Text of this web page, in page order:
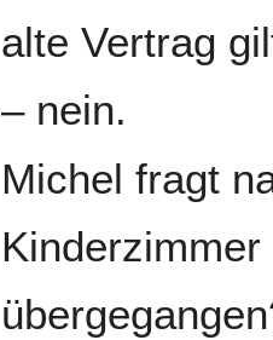
alte Vertrag
– nein.
Michel fragt